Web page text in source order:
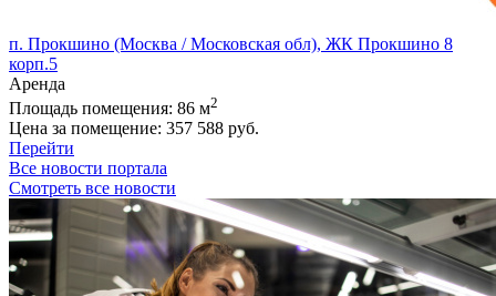
п. Прокшино (Москва / Московская обл), ЖК Прокшино 8
корп.5
Аренда
Площадь помещения: 86 м2
Цена за помещение: 357 588 руб.
Перейти
Все новости портала
Смотреть все новости